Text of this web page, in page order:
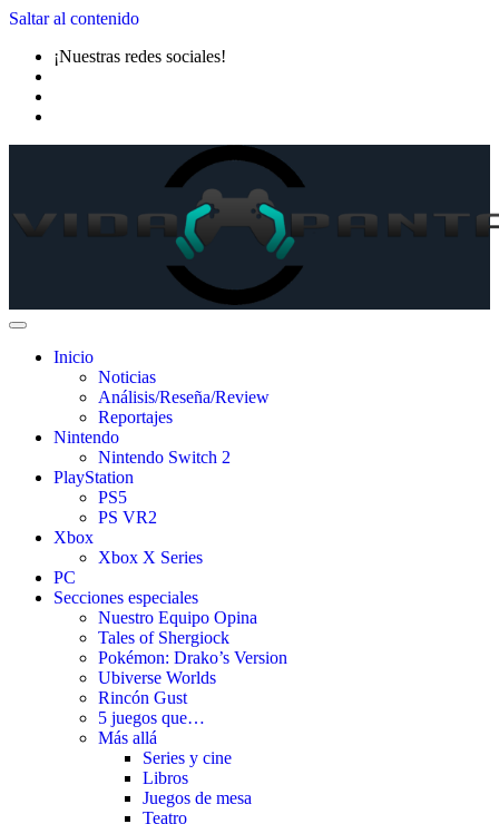
Saltar al contenido
¡Nuestras redes sociales!
Inicio
Noticias
Análisis/Reseña/Review
Reportajes
Nintendo
Nintendo Switch 2
PlayStation
PS5
PS VR2
Xbox
Xbox X Series
PC
Secciones especiales
Nuestro Equipo Opina
Tales of Shergiock
Pokémon: Drako’s Version
Ubiverse Worlds
Rincón Gust
5 juegos que…
Más allá
Series y cine
Libros
Juegos de mesa
Teatro